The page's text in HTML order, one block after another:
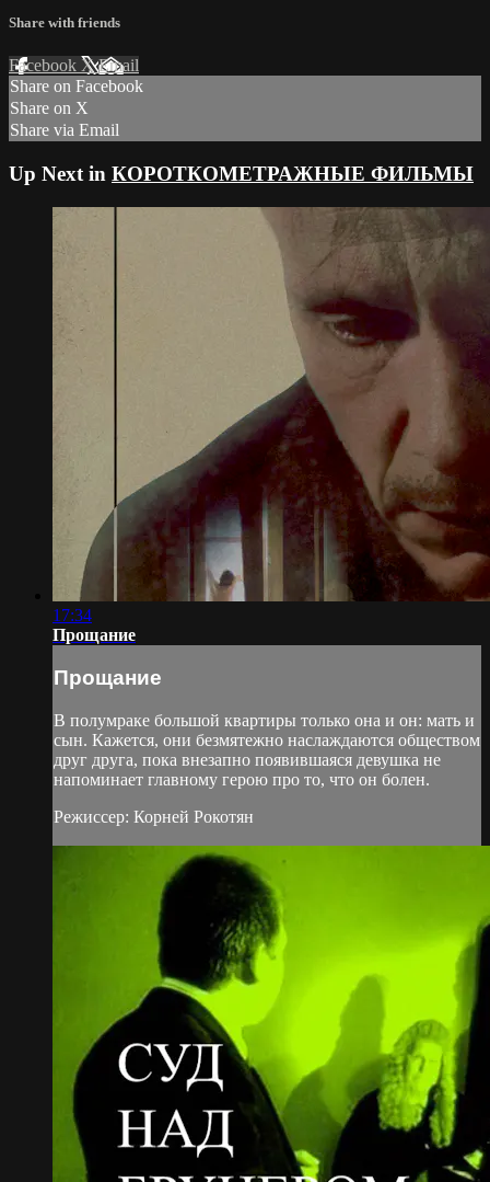
Share with friends
Facebook XEmail
Share on Facebook
Share on X
Share via Email
Up Next in КОРОТКОМЕТРАЖНЫЕ ФИЛЬМЫ
17:34
Прощание
Прощание
В полумраке большой квартиры только она и он: мать и
сын. Кажется, они безмятежно наслаждаются обществом
друг друга, пока внезапно появившаяся девушка не
напоминает главному герою про то, что он болен.
Режиссер: Корней Рокотян